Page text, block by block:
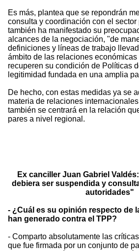
Es más, plantea que se repondrán
consulta y coordinación con el
también ha manifestado su
alcances de la negociación, "de
definiciones y líneas de trabajo
ámbito de las relaciones
recuperen su condición de Políticas
legitimidad fundada en una amplia
De hecho, con estas medidas ya se
materia de relaciones
también se centrará en la relación
pares a nivel regional.
Ex canciller Juan Gabriel
debiera ser suspendida y
autoridades"
- ¿Cuál es su opinión respecto de
han generado contra el TPP?
- Comparto absolutamente las
que fue firmada por un conjunto de